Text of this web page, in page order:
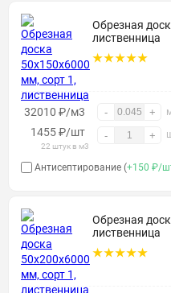
Обрезная
лиственница
32010 ₽/м3 - +
1455₽/шт
22 штук в м3
- +
Антисептирование (+150 ₽/
Обрезная
лиственница